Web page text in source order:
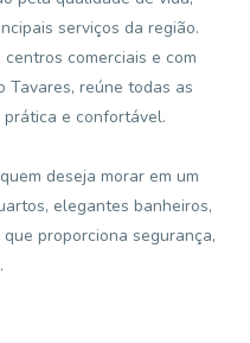
serviços da região.
comerciais e com
Tavares, reúne todas as
prática e confortável.
deseja morar em um
elegantes banheiros,
proporciona segurança,